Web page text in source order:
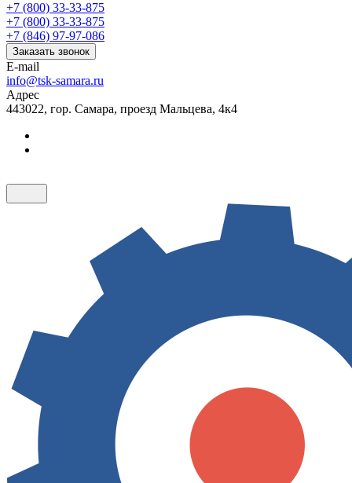
+7 (800) 33-33-875
+7 (800) 33-33-875
+7 (846) 97-97-086
Заказать звонок
E-mail
info@tsk-samara.ru
Адрес
443022, гор. Самара, проезд Мальцева, 4к4